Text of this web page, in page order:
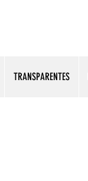
TRANSPARENTES